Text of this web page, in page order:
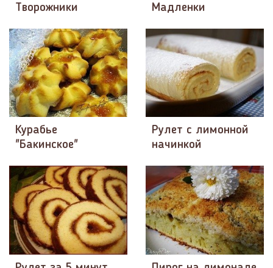
Творожники Мадленки
Курабье
"Бакинское"
Рулет с лимонной
начинкой